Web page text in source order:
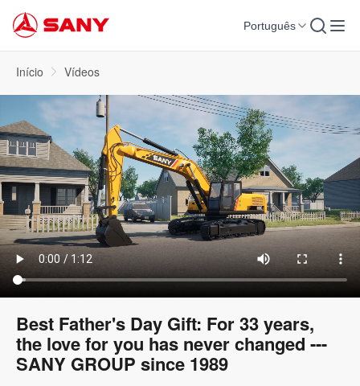
Português
Início Vídeos
Best Father's Day Gift: For 33 years,
the love for you has never changed ---
SANY GROUP since 1989